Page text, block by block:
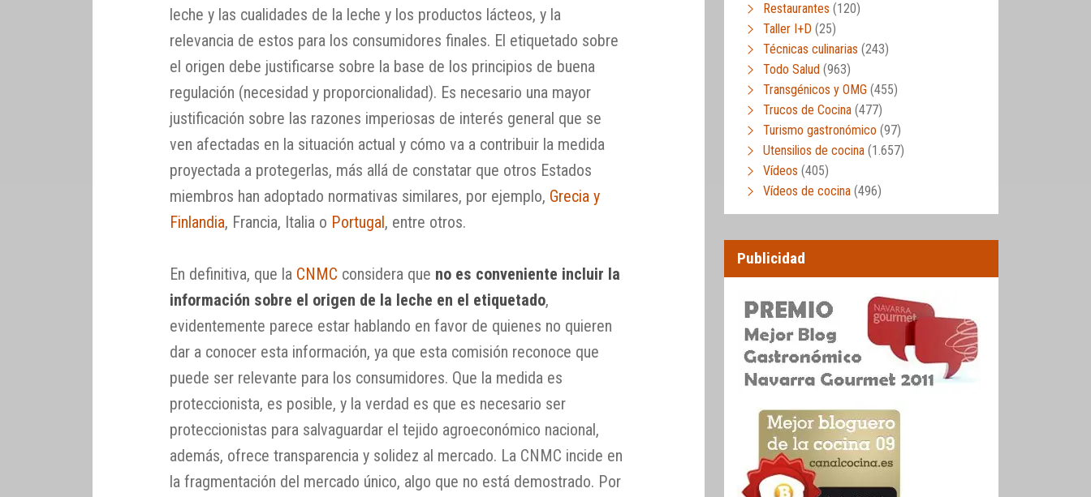
leche y las cualidades de la leche y los productos lácteos, y la
relevancia de estos para los consumidores finales. El etiquetado sobre
el origen debe justificarse sobre la base de los principios de buena
regulación (necesidad y proporcionalidad). Es necesario una mayor
justificación sobre las razones imperiosas de interés general que se
ven afectadas en la situación actual y cómo va a contribuir la medida
proyectada a protegerlas, más allá de constatar que otros Estados
miembros han adoptado normativas similares, por ejemplo, Grecia y
Finlandia, Francia, Italia o Portugal, entre otros.
En definitiva, que la CNMC considera que no es conveniente incluir la
información sobre el origen de la leche en el etiquetado,
evidentemente parece estar hablando en favor de quienes no quieren
dar a conocer esta información, ya que esta comisión reconoce que
puede ser relevante para los consumidores. Que la medida es
proteccionista, es posible, y la verdad es que es necesario ser
proteccionistas para salvaguardar el tejido agroeconómico nacional,
además, ofrece transparencia y solidez al mercado. La CNMC incide en
la fragmentación del mercado único, algo que no está demostrado. Por
Restaurantes (120)
Taller I+D (25)
Técnicas culinarias (243)
Todo Salud (963)
Transgénicos y OMG (455)
Trucos de Cocina (477)
Turismo gastronómico (97)
Utensilios de cocina (1.657)
Vídeos (405)
Vídeos de cocina (496)
Publicidad